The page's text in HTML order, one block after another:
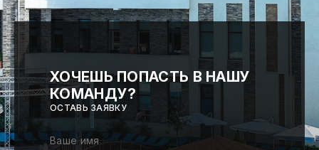
ХОЧЕШЬ ПОПАСТЬ В НАШУ
КОМАНДУ?
ОСТАВЬ ЗАЯВКУ